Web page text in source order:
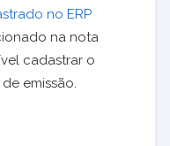
no ERP
na nota
cadastrar o
emissão.